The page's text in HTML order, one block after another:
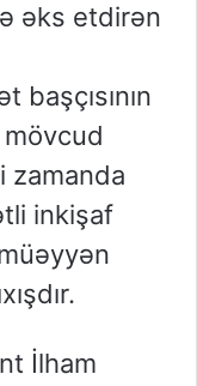
əks etdirən
başçısının
zamanda
inkişaf
İlham